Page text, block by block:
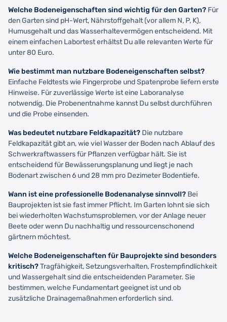
Welche Bodeneigenschaften sind wichtig für den Garten? Für
den Garten sind pH-Wert, Nährstoffgehalt (vor allem N, P, K),
Humusgehalt und das Wasserhaltevermögen entscheidend. Mit
einem einfachen Labortest erhältst Du alle relevanten Werte für
unter 80 Euro.
Wie bestimmt man nutzbare Bodeneigenschaften selbst?
Einfache Feldtests wie Fingerprobe und Spatenprobe liefern erste
Hinweise. Für zuverlässige Werte ist eine Laboranalyse
notwendig. Die Probenentnahme kannst Du selbst durchführen
und die Probe einsenden.
Was bedeutet nutzbare Feldkapazität? Die nutzbare
Feldkapazität gibt an, wie viel Wasser der Boden nach Ablauf des
Schwerkraftwassers für Pflanzen verfügbar hält. Sie ist
entscheidend für Bewässerungsplanung und liegt je nach
Bodenart zwischen 6 und 28 mm pro Dezimeter Bodentiefe.
Wann ist eine professionelle Bodenanalyse sinnvoll? Bei
Bauprojekten ist sie fast immer Pflicht. Im Garten lohnt sie sich
bei wiederholten Wachstumsproblemen, vor der Anlage neuer
Beete oder wenn Du nachhaltig und ressourcenschonend
gärtnern möchtest.
Welche Bodeneigenschaften für Bauprojekte sind besonders
kritisch?Tragfähigkeit, Setzungsverhalten, Frostempfindlichkeit
und Wassergehalt sind die entscheidenden Parameter. Sie
bestimmen, welche Fundamentart geeignet ist und ob
zusätzliche Drainagemaßnahmen erforderlich sind.